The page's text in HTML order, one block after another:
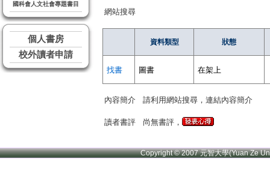
國科會人文社會專題書目
個人書房
校外讀者申請
網站搜尋
資料類型 狀態
找書 圖書 在架上
內容簡介 請利用網站搜尋，連結內容簡介
讀者書評 尚無書評，
Copyright © 2007 元智大學(Yuan Ze